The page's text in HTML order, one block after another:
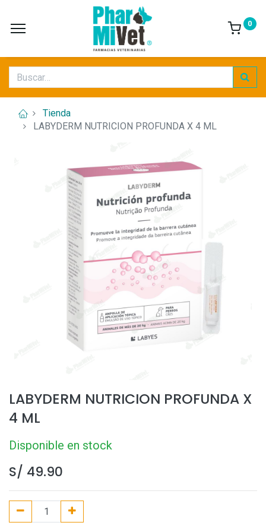
0
Tienda
LABYDERM NUTRICION PROFUNDA X 4 ML
LABYDERM NUTRICION PROFUNDA X
4 ML
Disponible en stock
S/ 49.90